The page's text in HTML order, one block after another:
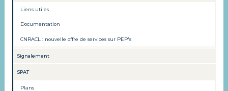
Liens utiles
Documentation
CNRACL : nouvelle offre de services sur PEP's
Signalement
SPAT
Plans